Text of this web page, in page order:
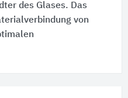
des Glases. Das
von